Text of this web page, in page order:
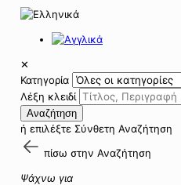
✕
Κατηγορία
Λέξη κλειδί
Αναζήτηση
ή επιλέξτε Σύνθετη Αναζήτηση
πίσω στην Αναζήτηση
Ψάχνω για